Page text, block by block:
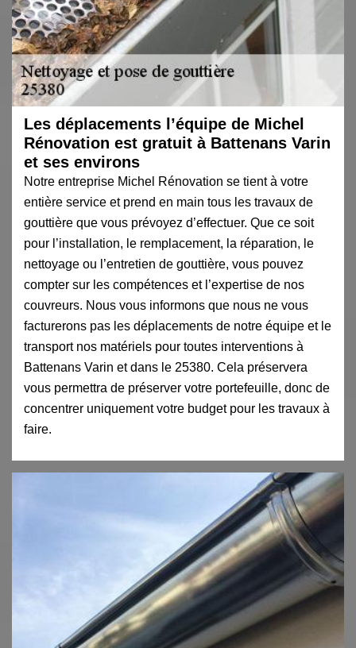
Les déplacements l’équipe de Michel
Rénovation est gratuit à Battenans Varin
et ses environs
Notre entreprise Michel Rénovation se tient à votre
entière service et prend en main tous les travaux de
gouttière que vous prévoyez d’effectuer. Que ce soit
pour l’installation, le remplacement, la réparation, le
nettoyage ou l’entretien de gouttière, vous pouvez
compter sur les compétences et l’expertise de nos
couvreurs. Nous vous informons que nous ne vous
facturerons pas les déplacements de notre équipe et le
transport nos matériels pour toutes interventions à
Battenans Varin et dans le 25380. Cela préservera
vous permettra de préserver votre portefeuille, donc de
concentrer uniquement votre budget pour les travaux à
faire.